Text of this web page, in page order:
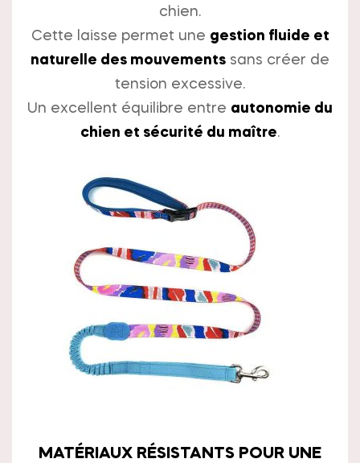
chien.
Cette laisse permet une gestion fluide et
naturelle des mouvements sans créer de
tension excessive.
Un excellent équilibre entre autonomie du
chien et sécurité du maître.
MATÉRIAUX RÉSISTANTS POUR UNE